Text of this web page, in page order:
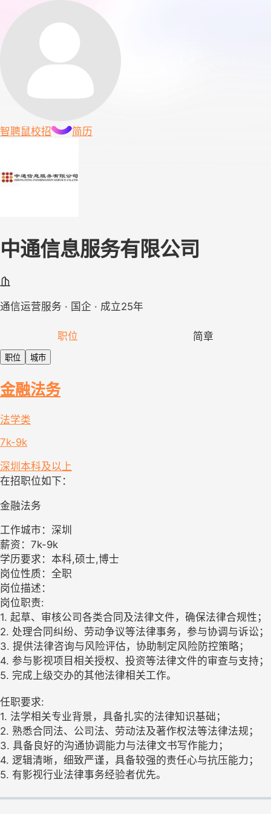
智聘鼠校招 简历
中通信息服务有限公司
通信运营服务 · 国企 · 成立25年
职位 简章
职位 城市
金融法务
法学类
7k-9k
深圳 本科及以上
在招职位如下：
金融法务
工作城市：深圳
薪资：7k-9k
学历要求：本科,硕士,博士
岗位性质：全职
岗位描述：
岗位职责:
1. 起草、审核公司各类合同及法律文件，确保法律合规性；
2. 处理合同纠纷、劳动争议等法律事务，参与协调与诉讼；
3. 提供法律咨询与风险评估，协助制定风险防控策略；
4. 参与影视项目相关授权、投资等法律文件的审查与支持；
5. 完成上级交办的其他法律相关工作。
任职要求:
1. 法学相关专业背景，具备扎实的法律知识基础；
2. 熟悉合同法、公司法、劳动法及著作权法等法律法规；
3. 具备良好的沟通协调能力与法律文书写作能力；
4. 逻辑清晰，细致严谨，具备较强的责任心与抗压能力；
5. 有影视行业法律事务经验者优先。